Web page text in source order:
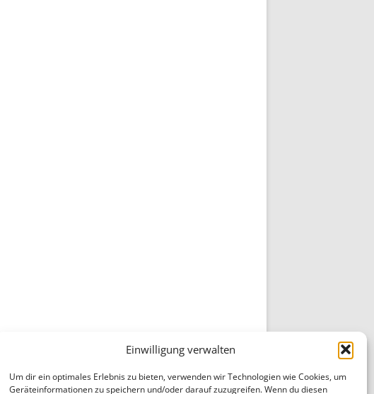
Einwilligung verwalten
Um dir ein optimales Erlebnis zu bieten, verwenden wir Technologien wie Cookies, um
Geräteinformationen zu speichern und/oder darauf zuzugreifen. Wenn du diesen